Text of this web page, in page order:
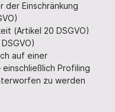
Einschränkung
(Artikel 20 DSGVO)
auf einer
Profiling
zu werden